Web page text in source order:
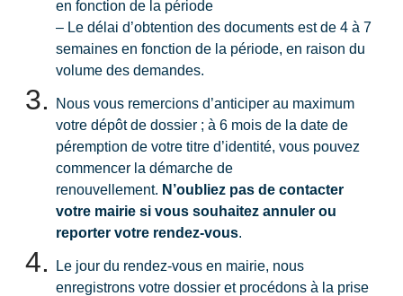
en fonction de la période
– Le délai d’obtention des documents est de 4 à 7
semaines en fonction de la période, en raison du
volume des demandes.
Nous vous remercions d’anticiper au maximum
votre dépôt de dossier ; à 6 mois de la date de
péremption de votre titre d’identité, vous pouvez
commencer la démarche de
renouvellement. N’oubliez pas de contacter
votre mairie si vous souhaitez annuler ou
reporter votre rendez-vous.
Le jour du rendez-vous en mairie, nous
enregistrons votre dossier et procédons à la prise